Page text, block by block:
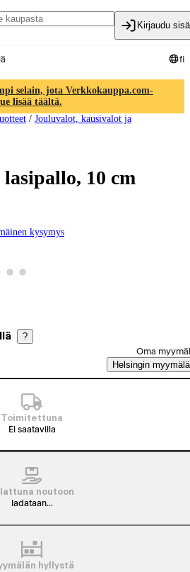
Kirjaudu
fi
selain, jota Verkkokauppa.com-
lisää täältä.
/ Jouluvalot, kausivalot ja
10 cm
kysymys
tuotekuva 1
tuotekuva 2
Katso tuotekuva 3
Katso tuotekuva 4
?
Oma
Helsingin myymälä
Toimitettuna
Ei saatavilla
noutoon
ladataan...
hyllystä